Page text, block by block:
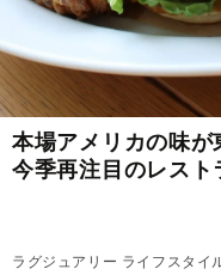
本場アメリカの味が
今季再注目のレスト
ラグジュアリー ライフスタイ